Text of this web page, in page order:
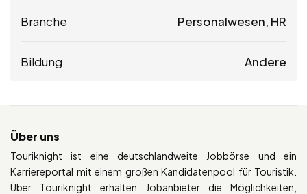
Branche Personalwesen, HR
Bildung Andere
Über uns
Touriknight ist eine deutschlandweite Jobbörse und ein
Karriereportal mit einem großen Kandidatenpool für Touristik.
Über Touriknight erhalten Jobanbieter die Möglichkeiten,